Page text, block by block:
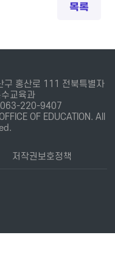
목록
구 홍산로 111 전북특별자
교육과
063-220-9407
OF EDUCATION. All
저작권보호정책